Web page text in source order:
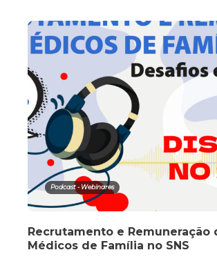
Podcast - Webinares
Recrutamento e Remuneração
Médicos de Família no SNS